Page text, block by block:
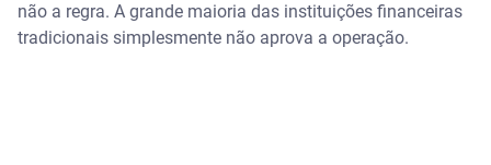
não a regra. A grande maioria das instituições financeiras
tradicionais simplesmente não aprova a operação.